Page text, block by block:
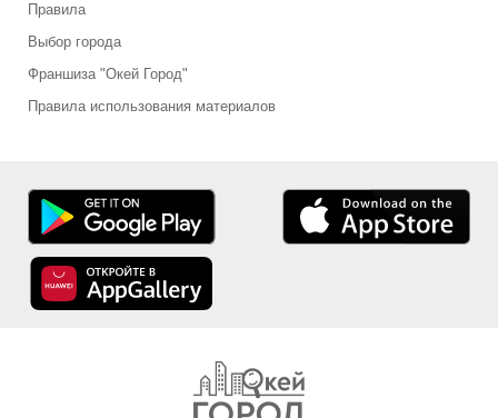
Правила
Выбор города
Франшиза "Окей Город"
Правила использования материалов